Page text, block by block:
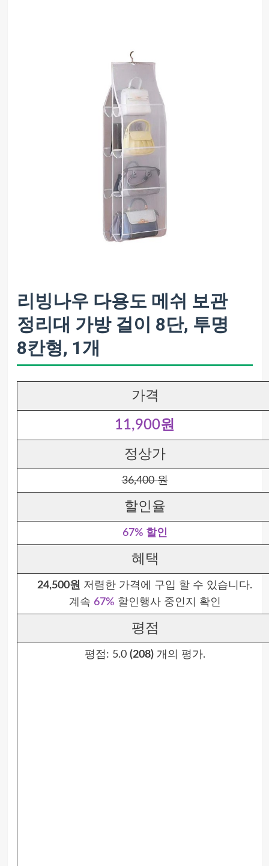
리빙나우 다용도 메쉬 보관
정리대 가방 걸이 8단, 투명
8칸형, 1개
가격
11,900원
정상가
36,400 원
할인율
67% 할인
혜택
24,500원 저렴한 가격에 구입 할 수 있습니다.
계속 67% 할인행사 중인지 확인
평점
평점: 5.0 (208)개의 평가.